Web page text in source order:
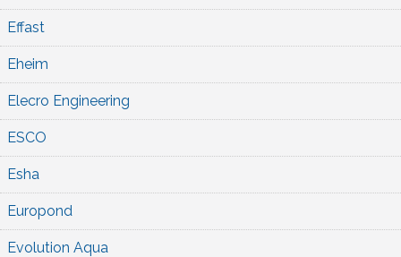
Effast
Eheim
Elecro Engineering
ESCO
Esha
Europond
Evolution Aqua